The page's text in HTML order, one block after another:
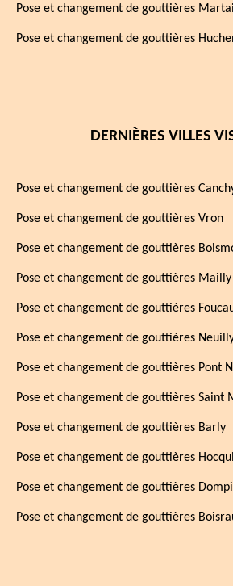
Pose et changement de gouttières
Pose et changement de gouttières
DERNIÈRES VILLES
Pose et changement de gouttières
Pose et changement de gouttières Vron
Pose et changement de gouttières
Pose et changement de gouttières Mailly
Pose et changement de gouttières
Pose et changement de gouttières
Pose et changement de gouttières Pont
Pose et changement de gouttières Saint
Pose et changement de gouttières Barly
Pose et changement de gouttières
Pose et changement de gouttières
Pose et changement de gouttières